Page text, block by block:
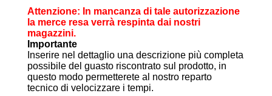
Attenzione: In mancanza di tale autorizzazione
la merce resa verrà respinta dai nostri
magazzini.
Importante
Inserire nel dettaglio una descrizione più completa
possibile del guasto riscontrato sul prodotto, in
questo modo permetterete al nostro reparto
tecnico di velocizzare i tempi.